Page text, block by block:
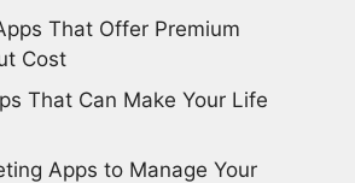
That Offer Premium
Cost
That Can Make Your Life
Apps to Manage Your